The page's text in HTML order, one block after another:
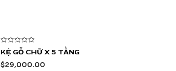
Được
xếp
hạng
0
KỆ GỖ CHỮ X 5 TẦNG
$29,000.00